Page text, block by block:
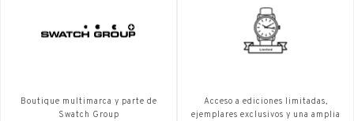
Boutique multimarca y parte de
Swatch Group
Acceso a ediciones limitadas,
ejemplares exclusivos y una amplia